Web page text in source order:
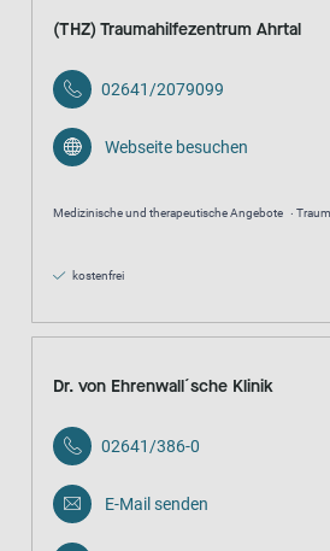
(THZ) Traumahilfezentrum Ahrtal
02641/2079099
Webseite besuchen
Medizinische und therapeutische Angebote
kostenfrei
Dr. von Ehrenwall´sche Klinik
02641/386-0
E-Mail senden